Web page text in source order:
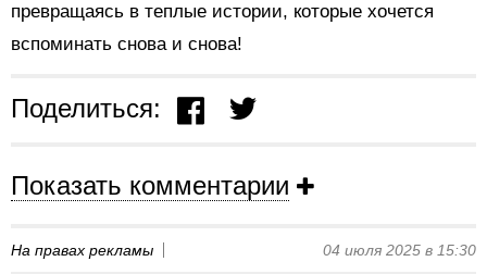
превращаясь в теплые истории, которые хочется
вспоминать снова и снова!
Поделиться:
Показать комментарии
На правах рекламы 04 июля 2025 в 15:30